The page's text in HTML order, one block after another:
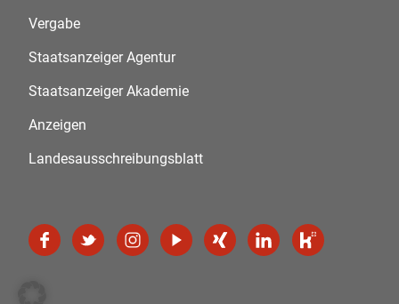
Vergabe
Staatsanzeiger Agentur
Staatsanzeiger Akademie
Anzeigen
Landesausschreibungsblatt